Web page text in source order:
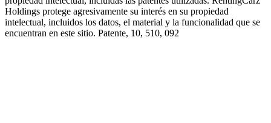
Holdings protege agresivamente su interés en su propiedad
intelectual, incluidos los datos, el material y la funcionalidad que se
encuentran en este sitio. Patente, 10, 510, 092